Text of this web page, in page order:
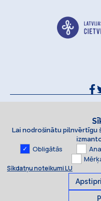
Kontakti un rekvizīti
Piekļūstamības
Lai nodrošinātu pilnvērtīgu
Obligātās
Sīkdatņu noteikumi LU